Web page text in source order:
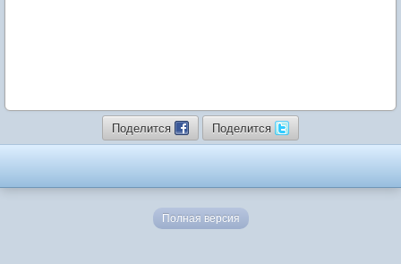
Поделится Поделится
Полная версия